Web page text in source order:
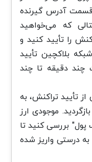
قسمت آدرس گیرنده
که می‌خواهید
را تأیید کنید و
بلاکچین تأیید
دقیقه تا چند
تأیید تراکنش، به
موجودی ارز
بررسی کنید تا
درستی واریز شده